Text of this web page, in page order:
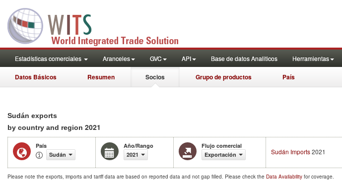
Estadísticas comerciales Aranceles GVC API Base de datos Analiticos Herramientas
Datos Básicos Resumen Socios Grupo de productos País
Sudán exports
by country and region 2021
País
Sudán
Año/Rango
2021
Flujo comercial
Exportación
Sudán Imports2021
Please note the exports, imports and tariff data are based on reported data and not gap filled. Please check the Data Availability for coverage.